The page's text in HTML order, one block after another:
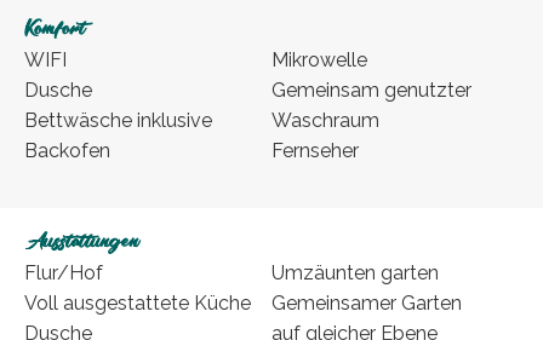
Komfort
WIFI
Dusche
Bettwäsche inklusive
Backofen
Mikrowelle
Gemeinsam genutzter
Waschraum
Fernseher
Ausstattungen
Flur/Hof
Voll ausgestattete Küche
Dusche
Umzäunten garten
Gemeinsamer Garten
auf gleicher Ebene